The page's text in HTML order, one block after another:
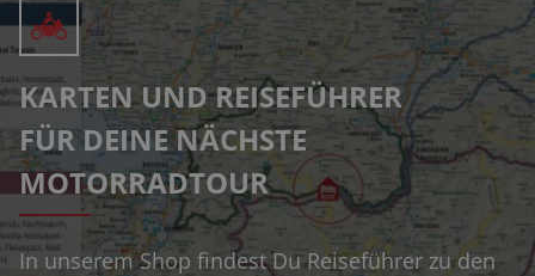
KARTEN UND REISEFÜHRER
FÜR DEINE NÄCHSTE
MOTORRADTOUR
In unserem Shop findest Du Reiseführer zu den